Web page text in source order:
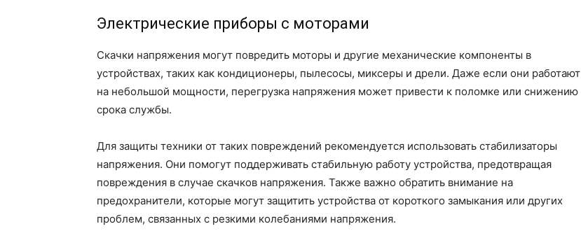
Электрические приборы с моторами
Скачки напряжения могут повредить моторы и другие механические компоненты в
устройствах, таких как кондиционеры, пылесосы, миксеры и дрели. Даже если они работают
на небольшой мощности, перегрузка напряжения может привести к поломке или снижению
срока службы.
Для защиты техники от таких повреждений рекомендуется использовать стабилизаторы
напряжения. Они помогут поддерживать стабильную работу устройства, предотвращая
повреждения в случае скачков напряжения. Также важно обратить внимание на
предохранители, которые могут защитить устройства от короткого замыкания или других
проблем, связанных с резкими колебаниями напряжения.